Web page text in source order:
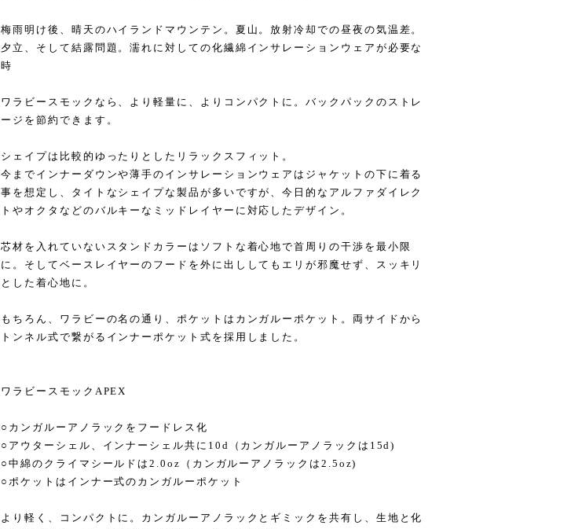
梅雨明け後、晴天のハイランドマウンテン。夏山。放射冷却での昼夜の気温差。
夕立、そして結露問題。濡れに対しての化繊綿インサレーションウェアが必要な
時
ワラビースモックなら、より軽量に、よりコンパクトに。バックパックのストレ
ージを節約できます。
シェイプは比較的ゆったりとしたリラックスフィット。
今までインナーダウンや薄手のインサレーションウェアはジャケットの下に着る
事を想定し、タイトなシェイプな製品が多いですが、今日的なアルファダイレク
トやオクタなどのバルキーなミッドレイヤーに対応したデザイン。
芯材を入れていないスタンドカラーはソフトな着心地で首周りの干渉を最小限
に。そしてベースレイヤーのフードを外に出ししてもエリが邪魔せず、スッキリ
とした着心地に。
もちろん、ワラビーの名の通り、ポケットはカンガルーポケット。両サイドから
トンネル式で繋がるインナーポケット式を採用しました。
ワラビースモックAPEX
○カンガルーアノラックをフードレス化
○アウターシェル、インナーシェル共に10d（カンガルーアノラックは15d)
○中綿のクライマシールドは2.0oz（カンガルーアノラックは2.5oz)
○ポケットはインナー式のカンガルーポケット
より軽く、コンパクトに。カンガルーアノラックとギミックを共有し、生地と化